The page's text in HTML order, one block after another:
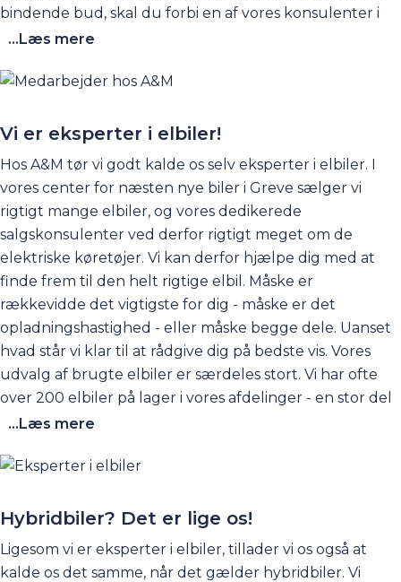
bindende bud, skal du forbi en af vores konsulenter i
Greve, så vedkommende kan gennemgå bilen.
sin bil - uanset, om du har i sinde at købe en ny bil hos os
...Læs mere
Vi er eksperter i elbiler!
Hos A&M tør vi godt kalde os selv eksperter i elbiler. I
vores center for næsten nye biler i Greve sælger vi
rigtigt mange elbiler, og vores dedikerede
salgskonsulenter ved derfor rigtigt meget om de
elektriske køretøjer. Vi kan derfor hjælpe dig med at
finde frem til den helt rigtige elbil. Måske er
rækkevidde det vigtigste for dig - måske er det
opladningshastighed - eller måske begge dele. Uanset
hvad står vi klar til at rådgive dig på bedste vis. Vores
udvalg af brugte elbiler er særdeles stort. Vi har ofte
over 200 elbiler på lager i vores afdelinger - en stor del
af dem på Agenavej 15 i Greve. Så kom forbi og få en
på, at du får den bedste rådgivning om de elektriske
vores hjemmeside og læse vores store elbil-guide, hvor
du kan få rigtigt meget at vide om elbiler - inkl. ofte
stillede spørgsmål. Du kan finde siden ved at klikke
...Læs mere
Hybridbiler? Det er lige os!
Ligesom vi er eksperter i elbiler, tillader vi os også at
kalde os det samme, når det gælder hybridbiler. Vi